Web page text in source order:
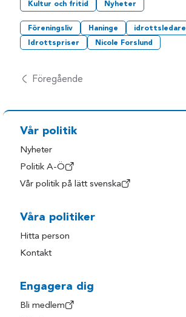
Kultur och fritid Nyheter
Föreningsliv Haninge
idrottsledare
Idrottspriser
Nicole Forslund
Föregående
Vår politik
Nyheter
Politik A-Ö
Vår politik på lätt svenska
Våra politiker
Hitta person
Kontakt
Engagera dig
Bli medlem